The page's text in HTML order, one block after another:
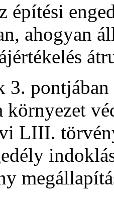
építési
ahogyan
3.
LIII.